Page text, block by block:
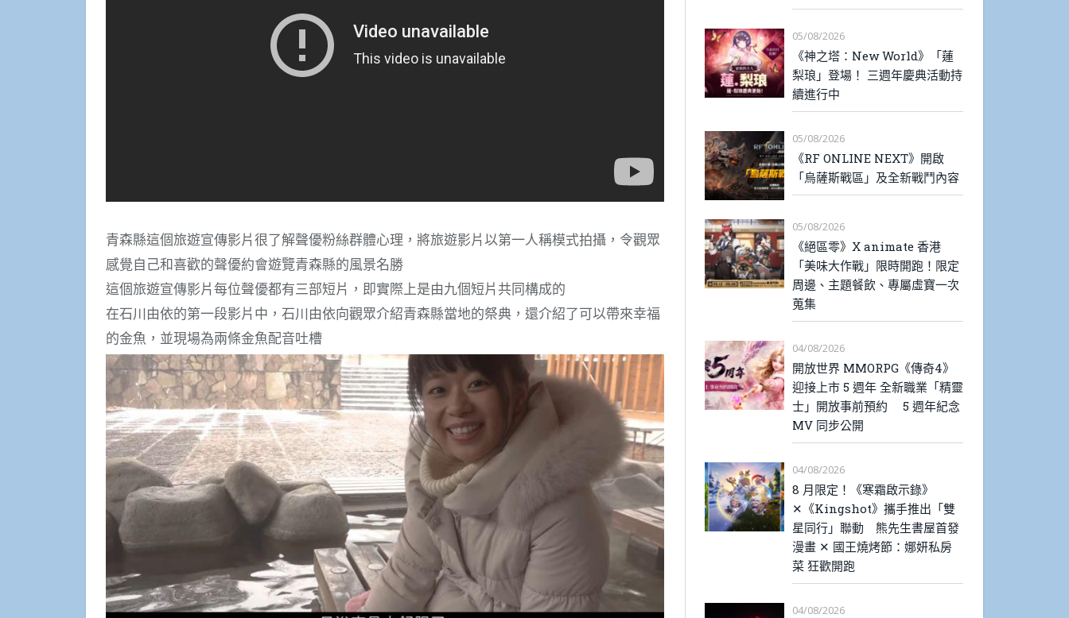
青森縣這個旅遊宣傳影片很了解聲優粉絲群體心理，將旅遊影片以第一人稱模式拍攝，令觀眾
感覺自己和喜歡的聲優約會遊覽青森縣的風景名勝
這個旅遊宣傳影片每位聲優都有三部短片，即實際上是由九個短片共同構成的
在石川由依的第一段影片中，石川由依向觀眾介紹青森縣當地的祭典，還介紹了可以帶來幸福
的金魚，並現場為兩條金魚配音吐槽
05/08/2026
《神之塔：New World》「蓮
梨琅」登場！ 三週年慶典活動持
續進行中
05/08/2026
《RF ONLINE NEXT》開啟
「烏薩斯戰區」及全新戰鬥內容
05/08/2026
《絕區零》X animate 香港
「美味大作戰」限時開跑！限定
周邊、主題餐飲、專屬虛寶一次
蒐集
04/08/2026
開放世界 MMORPG《傳奇4》
迎接上市 5 週年 全新職業「精靈
士」開放事前預約 5 週年紀念
MV 同步公開
04/08/2026
8 月限定！《寒霜啟示錄》
✕《Kingshot》攜手推出「雙
星同行」聯動 熊先生書屋首發
漫畫 ✕ 國王燒烤節：娜妍私房
菜 狂歡開跑
04/08/2026